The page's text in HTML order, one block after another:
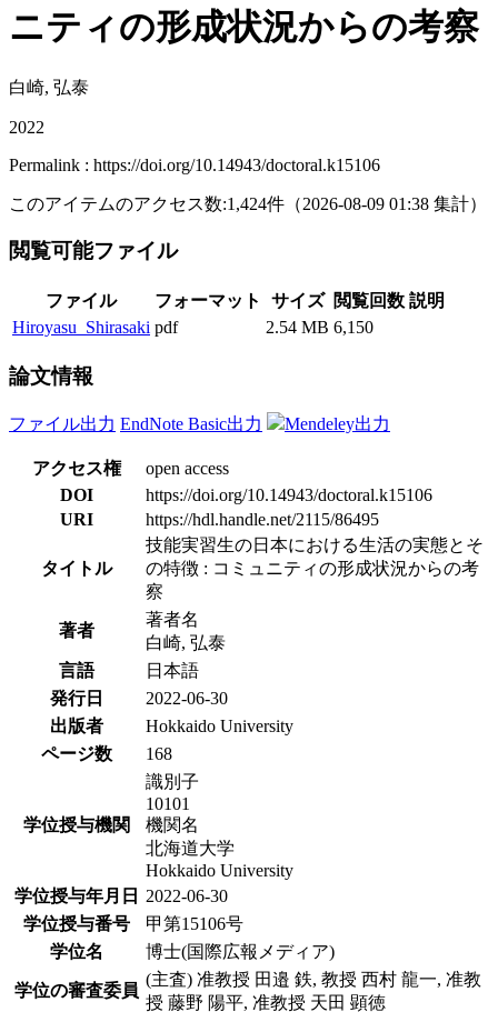
ニティの形成状況からの考察
白崎, 弘泰
2022
Permalink : https://doi.org/10.14943/doctoral.k15106
このアイテムのアクセス数:1,424件 （2026-08-09 01:38 集計）
閲覧可能ファイル
ファイル フォーマット サイズ 閲覧回数 説明
Hiroyasu_Shirasaki pdf 2.54 MB 6,150
論文情報
ファイル出力 EndNote Basic出力 Mendeley出力
アクセス権
open access
DOI
https://doi.org/10.14943/doctoral.k15106
URI
https://hdl.handle.net/2115/86495
タイトル
技能実習生の日本における生活の実態とそ
の特徴 : コミュニティの形成状況からの考
察
著者
著者名
白崎, 弘泰
言語
日本語
発行日
2022-06-30
出版者
Hokkaido University
ページ数
168
学位授与機関
識別子
10101
機関名
北海道大学
Hokkaido University
学位授与年月日
2022-06-30
学位授与番号
甲第15106号
学位名
博士(国際広報メディア)
学位の審査委員
(主査) 准教授 田邉 鉄, 教授 西村 龍一, 准教
授 藤野 陽平, 准教授 天田 顕徳